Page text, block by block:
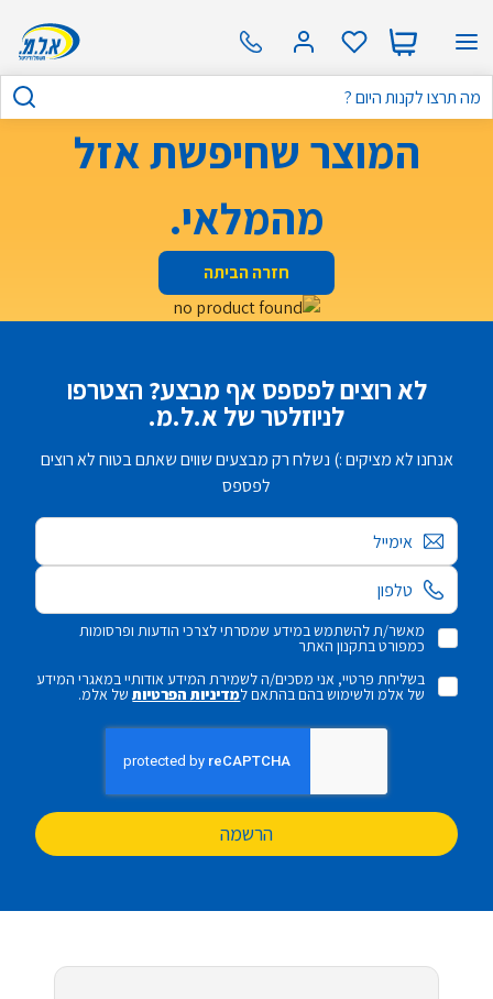
המוצר שחיפשת אזל
מהמלאי.
חזרה הביתה
לא רוצים לפספס אף מבצע? הצטרפו
לניוזלטר של א.ל.מ.
אנחנו לא מציקים :) נשלח רק מבצעים שווים שאתם בטוח לא רוצים
לפספס
אימייל
מאשר/ת להשתמש במידע שמסרתי לצרכי הודעות ופרסומות
כמפורט בתקנון האתר
בשליחת פרטיי, אני מסכים/ה לשמירת המידע אודותיי במאגרי המידע
של אלמ ולשימוש בהם בהתאם למדיניות הפרטיותשל אלמ.
הרשמה